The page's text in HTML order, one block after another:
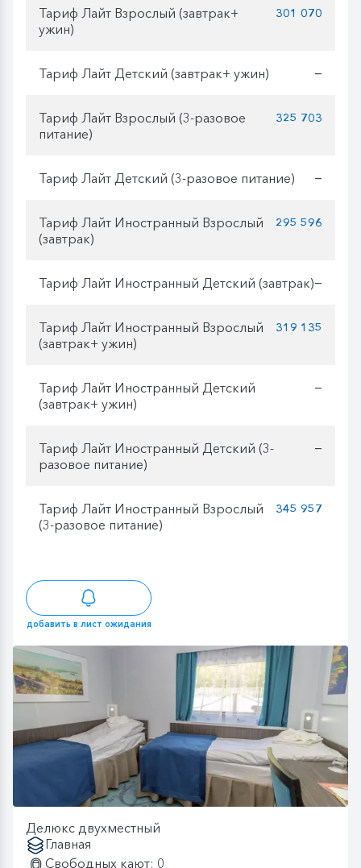
Тариф Лайт Взрослый (завтрак+
ужин)
301 070
Тариф Лайт Детский (завтрак+ ужин) —
Тариф Лайт Взрослый (3-разовое
питание)
325 703
Тариф Лайт Детский (3-разовое питание) —
Тариф Лайт Иностранный Взрослый
(завтрак)
295 596
Тариф Лайт Иностранный Детский (завтрак)—
Тариф Лайт Иностранный Взрослый
(завтрак+ ужин)
319 135
Тариф Лайт Иностранный Детский
(завтрак+ ужин)
—
Тариф Лайт Иностранный Детский (3-
разовое питание)
—
Тариф Лайт Иностранный Взрослый
(3-разовое питание)
345 957
добавить в лист ожидания
Делюкс двухместный
Главная
Свободных кают: 0